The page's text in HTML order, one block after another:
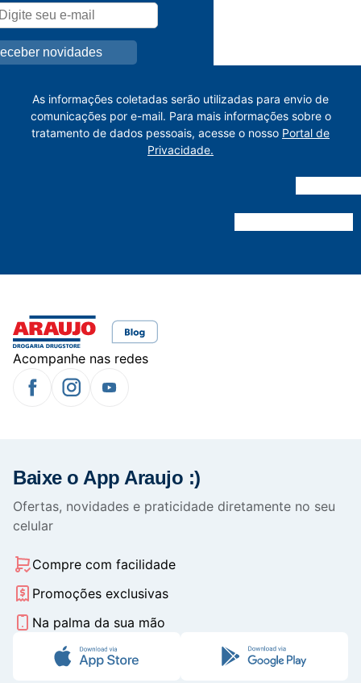
As informações coletadas serão utilizadas para envio de
comunicações por e-mail. Para mais informações sobre o
tratamento de dados pessoais, acesse o nosso Portal de
Privacidade.
Acompanhe nas redes
Baixe o App Araujo :)
Ofertas, novidades e praticidade diretamente no seu
celular
Compre com facilidade
Promoções exclusivas
Na palma da sua mão